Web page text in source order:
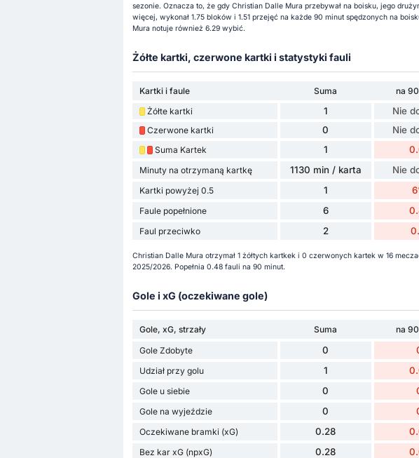
sezonie. Oznacza to, że gdy Christian Dalle Mura przebywał na boisku, jego
więcej, wykonał 1.75 bloków i 1.51 przejęć na każde 90 minut spędzonych na
Mura notuje również 6.29 wybić.
Żółte kartki, czerwone kartki i statystyki fauli
Kartki i faule Suma na
Żółte kartki
1 Nie
Czerwone kartki 0 Nie
Suma Kartek 1
Minuty na otrzymaną kartkę 1130 min / karta Nie
Kartki powyżej 0.5 1
Faule popełnione 6
Faul przeciwko 2
Christian Dalle Mura otrzymał 1 żółtych kartkek i 0 czerwonych kartek w 16
2025/2026. Popełnia 0.48 fauli na 90 minut.
Gole i xG (oczekiwane gole)
Gole, xG, strzały Suma na
Gole Zdobyte
0
Udział przy golu 1
Gole u siebie 0
Gole na wyjeździe 0
Oczekiwane bramki (xG) 0.28
Bez kar xG (npxG) 0.28